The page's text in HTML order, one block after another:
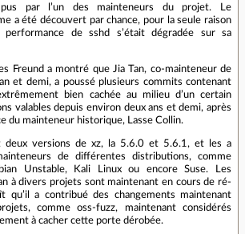
par l’un des mainteneurs du projet. Le
a été découvert par chance, pour la seule raison
performance de sshd s’était dégradée sur sa
Freund a montré que Jia Tan, co-mainteneur de
et demi, a poussé plusieurs commits contenant
bien cachée au milieu d’un certain
valables depuis environ deux ans et demi, après
du mainteneur historique, Lasse Collin.
deux versions de xz, la 5.6.0 et 5.6.1, et les a
de différentes distributions, comme
Unstable, Kali Linux ou encore Suse. Les
à divers projets sont maintenant en cours de ré-
qu’il a contribué des changements maintenant
comme oss-fuzz, maintenant considérés
à cacher cette porte dérobée.